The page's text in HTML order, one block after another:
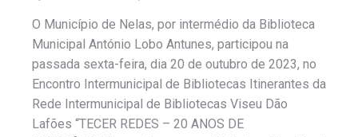
O Município de Nelas, por intermédio da Biblioteca
Municipal António Lobo Antunes, participou na
passada sexta-feira, dia 20 de outubro de 2023, no
Encontro Intermunicipal de Bibliotecas Itinerantes da
Rede Intermunicipal de Bibliotecas Viseu Dão
Lafões “TECER REDES – 20 ANOS DE